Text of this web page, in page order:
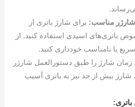
شارژر مناسب: برای شارژ باتری از
باتری‌های اسیدی استفاده کنید. از
یا نامناسب خودداری کنید.
زمان شارژ را طبق دستورالعمل شارژر
شارژ بیش از حد نیز به باتری آسیب
باتری: